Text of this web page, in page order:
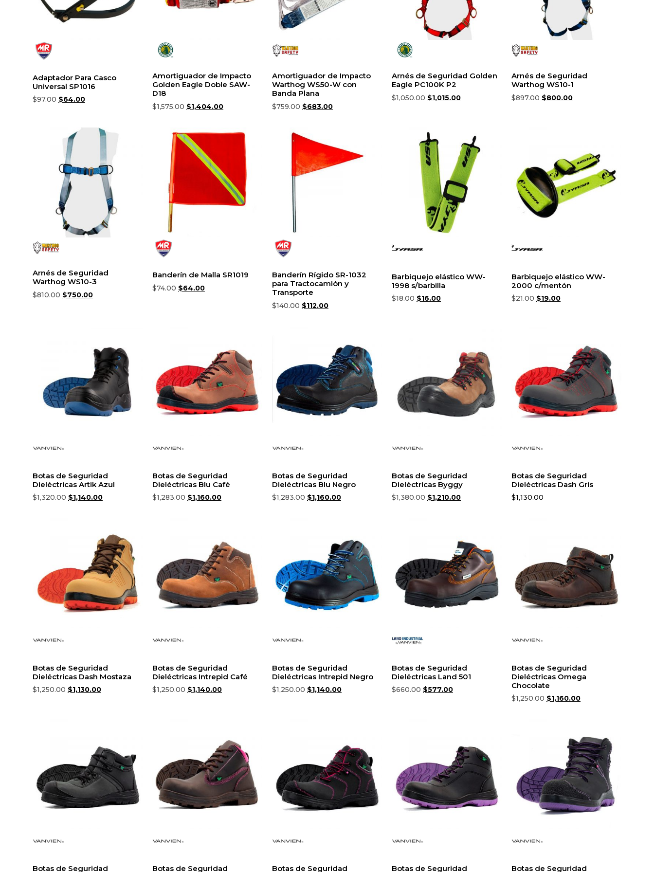
Adaptador Para Casco
Universal SP1016
$97.00 $64.00
Amortiguador de Impacto
Golden Eagle Doble SAW-
D18
$1,575.00 $1,404.00
Amortiguador de Impacto
Warthog WS50-W con
Banda Plana
$759.00 $683.00
Arnés de Seguridad Golden
Eagle PC100K P2
$1,050.00 $1,015.00
Arnés de Seguridad
Warthog WS10-1
$897.00 $800.00
Arnés de Seguridad
Warthog WS10-3
$810.00 $750.00
Banderín de Malla SR1019
$74.00 $64.00
Banderín Rígido SR-1032
para Tractocamión y
Transporte
$140.00 $112.00
Barbiquejo elástico WW-
1998 s/barbilla
$18.00 $16.00
Barbiquejo elástico WW-
2000 c/mentón
$21.00 $19.00
Botas de Seguridad
Dieléctricas Artik Azul
$1,320.00 $1,140.00
Botas de Seguridad
Dieléctricas Blu Café
$1,283.00 $1,160.00
Botas de Seguridad
Dieléctricas Blu Negro
$1,283.00 $1,160.00
Botas de Seguridad
Dieléctricas Byggy
$1,380.00 $1,210.00
Botas de Seguridad
Dieléctricas Dash Gris
$1,130.00
Botas de Seguridad
Dieléctricas Dash Mostaza
$1,250.00 $1,130.00
Botas de Seguridad
Dieléctricas Intrepid Café
$1,250.00 $1,140.00
Botas de Seguridad
Dieléctricas Intrepid Negro
$1,250.00 $1,140.00
Botas de Seguridad
Dieléctricas Land 501
$660.00 $577.00
Botas de Seguridad
Dieléctricas Omega
Chocolate
$1,250.00 $1,160.00
Botas de Seguridad Botas de Seguridad Botas de Seguridad Botas de Seguridad Botas de Seguridad